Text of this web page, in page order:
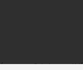
Galerie